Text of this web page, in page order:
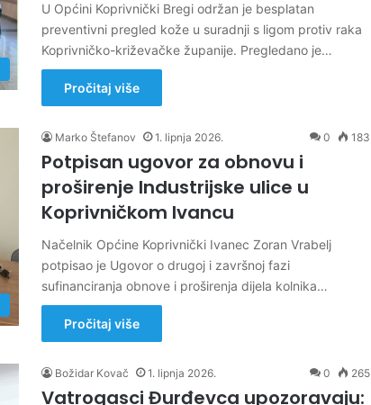
U Općini Koprivnički Bregi održan je besplatan
preventivni pregled kože u suradnji s ligom protiv raka
Koprivničko-križevačke županije. Pregledano je…
Pročitaj više
Marko Štefanov 1. lipnja 2026. 0 183
Potpisan ugovor za obnovu i
proširenje Industrijske ulice u
Koprivničkom Ivancu
Načelnik Općine Koprivnički Ivanec Zoran Vrabelj
potpisao je Ugovor o drugoj i završnoj fazi
sufinanciranja obnove i proširenja dijela kolnika…
Pročitaj više
Božidar Kovač 1. lipnja 2026. 0 265
Vatrogasci Đurđevca upozoravaju: